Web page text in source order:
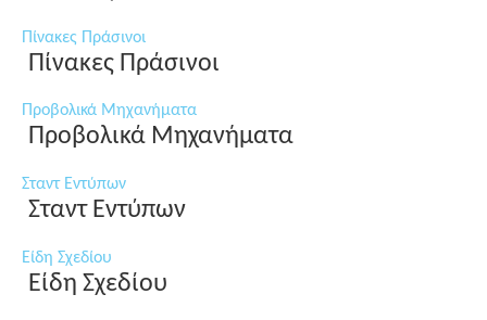
Πίνακες Πράσινοι
Πίνακες Πράσινοι
Προβολικά Μηχανήματα
Προβολικά Μηχανήματα
Σταντ Εντύπων
Σταντ Εντύπων
Είδη Σχεδίου
Είδη Σχεδίου